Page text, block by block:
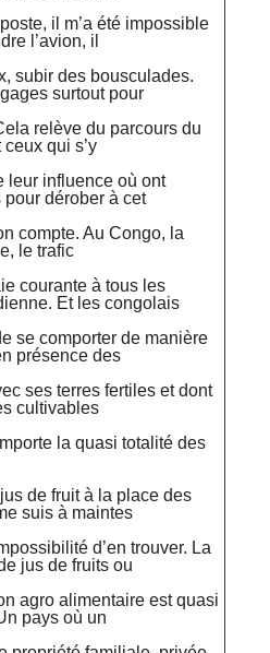
il m’a été impossible
l’avion, il
subir des bousculades.
surtout pour
relève du parcours du
qui s’y
leur influence où ont
dérober à cet
compte. Au Congo, la
le trafic
courante à tous les
Et les congolais
se comporter de manière
présence des
ses terres fertiles et dont
cultivables
la quasi totalité des
de fruit à la place des
suis à maintes
d’en trouver. La
jus de fruits ou
agro alimentaire est quasi
pays où un